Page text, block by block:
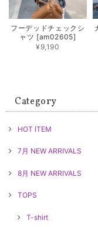
フーデッドチェックシ
ャツ [am02605]
¥9,190
Category
HOT ITEM
7月 NEW ARRIVALS
8月 NEW ARRIVALS
TOPS
T-shirt